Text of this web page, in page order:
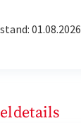
01.08.2026